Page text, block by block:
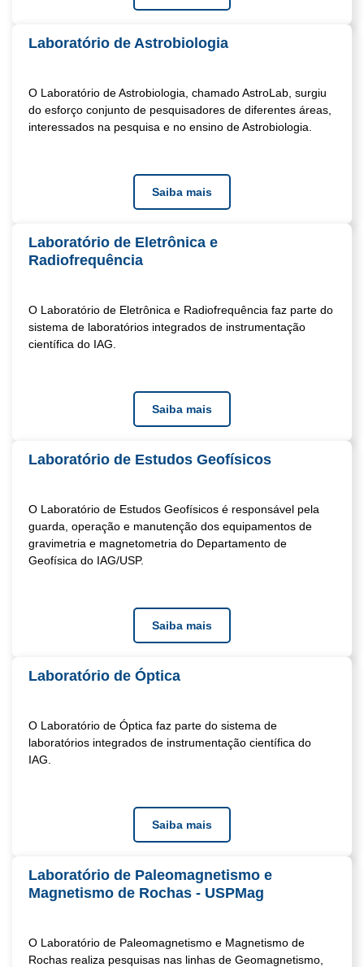
Laboratório de Astrobiologia
O Laboratório de Astrobiologia, chamado AstroLab, surgiu
do esforço conjunto de pesquisadores de diferentes áreas,
interessados na pesquisa e no ensino de Astrobiologia.
Saiba mais
Laboratório de Eletrônica e
Radiofrequência
O Laboratório de Eletrônica e Radiofrequência faz parte do
sistema de laboratórios integrados de instrumentação
científica do IAG.
Saiba mais
Laboratório de Estudos Geofísicos
O Laboratório de Estudos Geofísicos é responsável pela
guarda, operação e manutenção dos equipamentos de
gravimetria e magnetometria do Departamento de
Geofísica do IAG/USP.
Saiba mais
Laboratório de Óptica
O Laboratório de Óptica faz parte do sistema de
laboratórios integrados de instrumentação científica do
IAG.
Saiba mais
Laboratório de Paleomagnetismo e
Magnetismo de Rochas - USPMag
O Laboratório de Paleomagnetismo e Magnetismo de
Rochas realiza pesquisas nas linhas de Geomagnetismo,